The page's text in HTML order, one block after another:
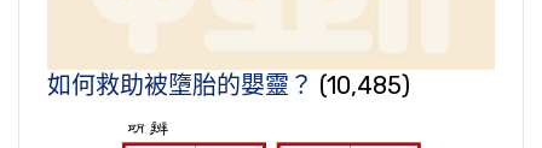
如何救助被墮胎的嬰靈？ (10,485)